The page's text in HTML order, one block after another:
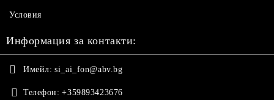
Условия
Информация за контакти:
Имейл: si_ai_fon@abv.bg
Телефон: +359893423676